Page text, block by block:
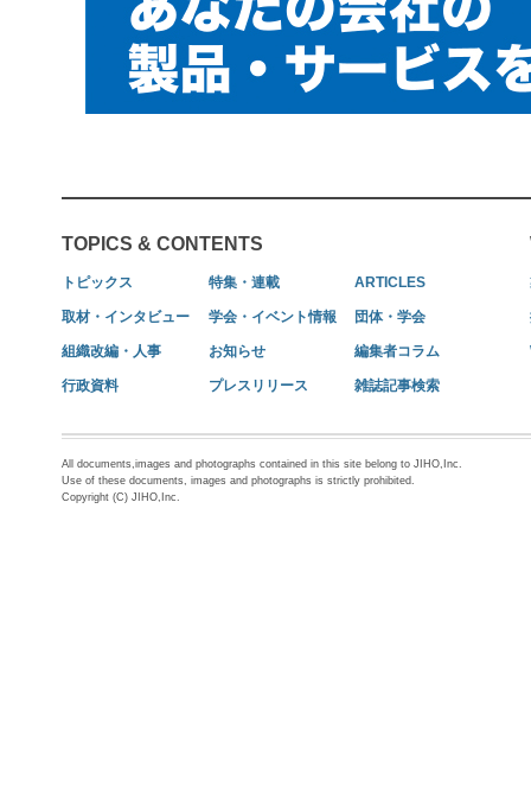
TOPICS & CONTENTS
トピックス 特集・連載 ARTICLES
取材・インタビュー 学会・イベント情報 団体・学会
組織改編・人事 お知らせ 編集者コラム
行政資料 プレスリリース 雑誌記事検索
All documents,images and photographs contained in this site belong to JIHO,Inc.
Use of these documents, images and photographs is strictly prohibited.
Copyright (C) JIHO,Inc.